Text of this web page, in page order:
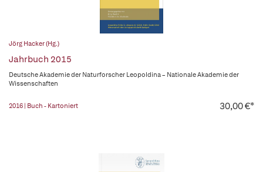
Jörg Hacker (Hg.)
Jahrbuch 2015
Deutsche Akademie der Naturforscher Leopoldina – Nationale Akademie der
Wissenschaften
2016 | Buch - Kartoniert 30,00 €*